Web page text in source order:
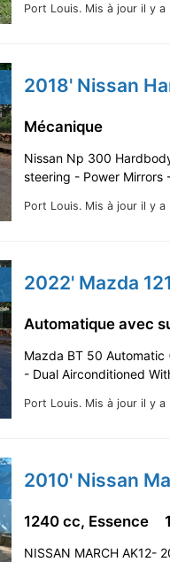
Port Louis. Mis à jour il y a
2018' Nissan
Port Louis. Mis à jour il y a
Mécanique
Nissan Np 300
steering - Power Mirrors
2022' Mazda 121
Port Louis. Mis à jour il y a
Automatique avec
Mazda BT 50 Automatic
- Dual Airconditioned
2010' Nissan
1240 cc, Essence
NISSAN MARCH AK12-